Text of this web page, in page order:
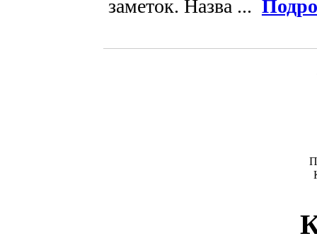
заметок. Назва ...